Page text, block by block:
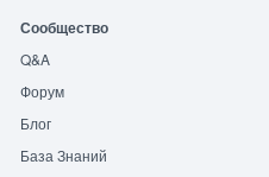
Сообщество
Q&A
Форум
Блог
База Знаний